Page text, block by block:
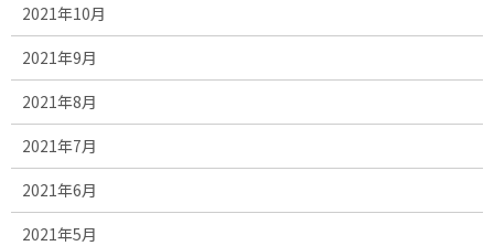
2021年10月
2021年9月
2021年8月
2021年7月
2021年6月
2021年5月